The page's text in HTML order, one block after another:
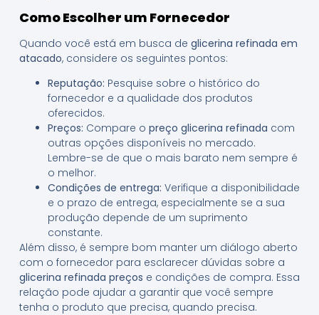
Como Escolher um Fornecedor
Quando você está em busca de glicerina refinada em
atacado, considere os seguintes pontos:
Reputação: Pesquise sobre o histórico do
fornecedor e a qualidade dos produtos
oferecidos.
Preços: Compare o preço glicerina refinada com
outras opções disponíveis no mercado.
Lembre-se de que o mais barato nem sempre é
o melhor.
Condições de entrega: Verifique a disponibilidade
e o prazo de entrega, especialmente se a sua
produção depende de um suprimento
constante.
Além disso, é sempre bom manter um diálogo aberto
com o fornecedor para esclarecer dúvidas sobre a
glicerina refinada preços e condições de compra. Essa
relação pode ajudar a garantir que você sempre
tenha o produto que precisa, quando precisa.